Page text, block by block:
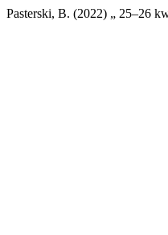
Pasterski, B. (2022) „ 25–26